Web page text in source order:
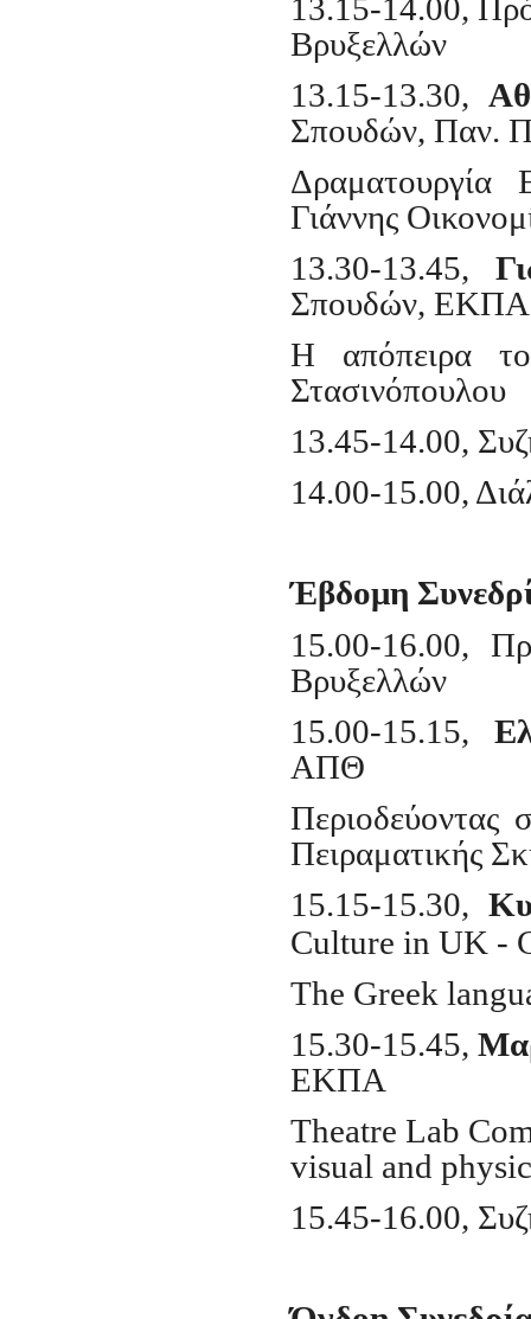
13.15-14.00,
Βρυξελλών
13.15-13.30,
Σπουδών, Παν.
Γιάννης
13.30-13.45,
Σπουδών, ΕΚΠΑ
Η απόπειρα
Στασινόπουλου
13.45-14.00,
14.00-15.00,
Έβδομη
15.00-16.00,
Βρυξελλών
15.00-15.15,
ΑΠΘ
Περιοδεύοντας
Πειραματικής
15.15-15.30,
Culture in UK -
The Greek
15.30-15.45, M
ΕΚΠΑ
Τheatre Lab
visual and
15.45-16.00,